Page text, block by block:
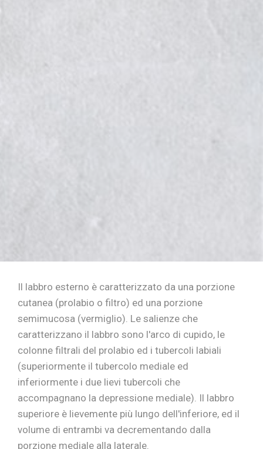
Il labbro esterno è caratterizzato da una porzione
cutanea (prolabio o filtro) ed una porzione
semimucosa (vermiglio). Le salienze che
caratterizzano il labbro sono l'arco di cupido, le
colonne filtrali del prolabio ed i tubercoli labiali
(superiormente il tubercolo mediale ed
inferiormente i due lievi tubercoli che
accompagnano la depressione mediale). Il labbro
superiore è lievemente più lungo dell'inferiore, ed il
volume di entrambi va decrementando dalla
porzione mediale alla laterale.